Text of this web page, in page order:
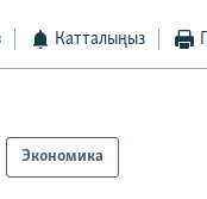
Катталыңыз
Экономика